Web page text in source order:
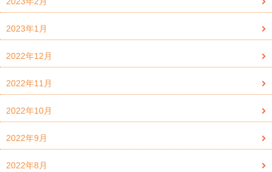
2023年1月
2022年12月
2022年11月
2022年10月
2022年9月
2022年8月